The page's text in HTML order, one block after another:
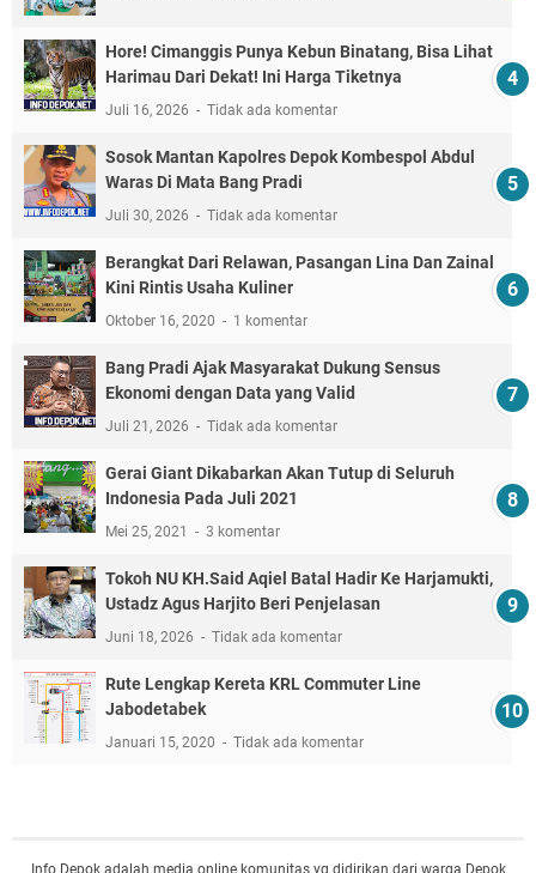
Hore! Cimanggis Punya Kebun Binatang, Bisa Lihat
Harimau Dari Dekat! Ini Harga Tiketnya
Juli 16, 2026 Tidak ada komentar
Sosok Mantan Kapolres Depok Kombespol Abdul
Waras Di Mata Bang Pradi
Juli 30, 2026 Tidak ada komentar
Berangkat Dari Relawan, Pasangan Lina Dan Zainal
Kini Rintis Usaha Kuliner
Oktober 16, 2020 1 komentar
Bang Pradi Ajak Masyarakat Dukung Sensus
Ekonomi dengan Data yang Valid
Juli 21, 2026 Tidak ada komentar
Gerai Giant Dikabarkan Akan Tutup di Seluruh
Indonesia Pada Juli 2021
Mei 25, 2021 3 komentar
Tokoh NU KH.Said Aqiel Batal Hadir Ke Harjamukti,
Ustadz Agus Harjito Beri Penjelasan
Juni 18, 2026 Tidak ada komentar
Rute Lengkap Kereta KRL Commuter Line
Jabodetabek
Januari 15, 2020 Tidak ada komentar